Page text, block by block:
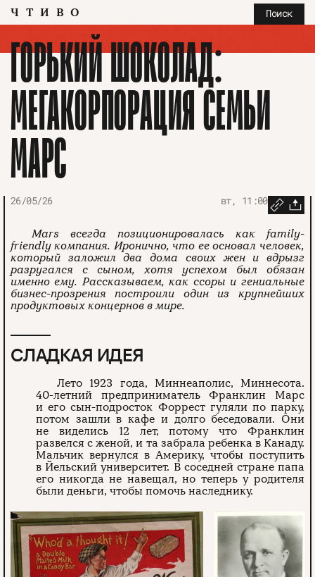
ЧТИВО Поиск
ГОРЬКИЙ ШОКОЛАД:
МЕГАКОРПОРАЦИЯ СЕМЬИ
МАРС
26/05/26 вт, 11:00
Mars всегда позиционировалась как family-
friendly компания. Иронично, что ее основал человек,
который заложил два дома своих жен и вдрызг
разругался с сыном, хотя успехом был обязан
именно ему. Рассказываем, как ссоры и гениальные
бизнес-прозрения построили один из крупнейших
продуктовых концернов в мире.
СЛАДКАЯ ИДЕЯ
Лето 1923 года, Миннеаполис, Миннесота.
40-летний предприниматель Франклин Марс
и его сын-подросток Форрест гуляли по парку,
потом зашли в кафе и долго беседовали. Они
не виделись 12 лет, потому что Франклин
развелся с женой, и та забрала ребенка в Канаду.
Мальчик вернулся в Америку, чтобы поступить
в Йельский университет. В соседней стране папа
его никогда не навещал, но теперь у родителя
были деньги, чтобы помочь наследнику.